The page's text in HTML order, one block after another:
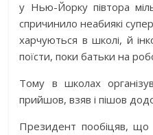
у Нью-Йорку півтора
спричинило неабиякі
харчуються в школі, й
поїсти, поки батьки на
Тому в школах
прийшов, взяв і пішов
Президент пообіцяв, що